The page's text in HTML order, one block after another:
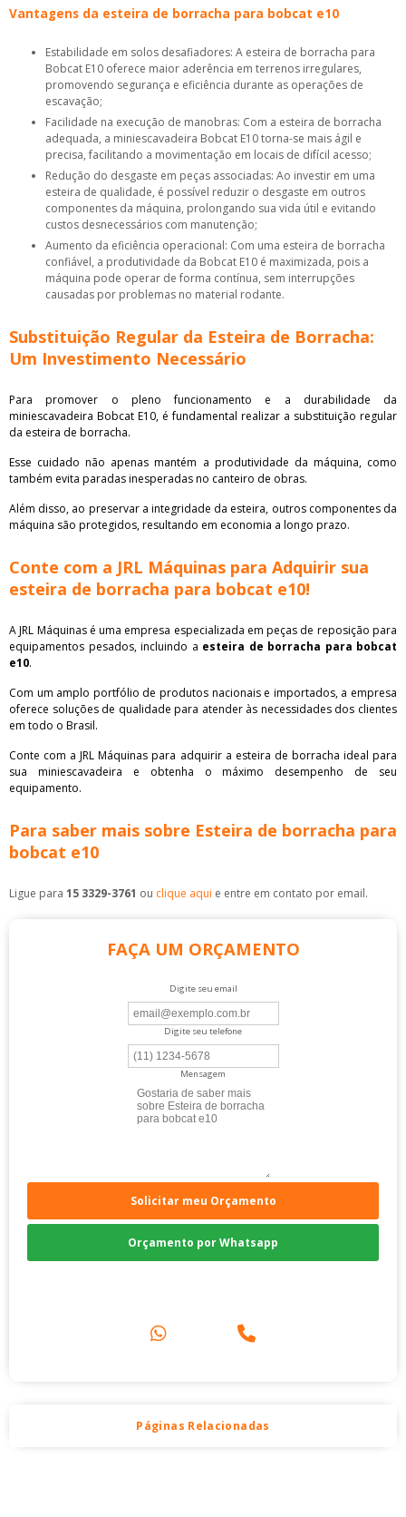
Vantagens da esteira de borracha para bobcat e10
Estabilidade em solos desafiadores: A esteira de borracha para
Bobcat E10 oferece maior aderência em terrenos irregulares,
promovendo segurança e eficiência durante as operações de
escavação;
Facilidade na execução de manobras: Com a esteira de borracha
adequada, a miniescavadeira Bobcat E10 torna-se mais ágil e
precisa, facilitando a movimentação em locais de difícil acesso;
Redução do desgaste em peças associadas: Ao investir em uma
esteira de qualidade, é possível reduzir o desgaste em outros
componentes da máquina, prolongando sua vida útil e evitando
custos desnecessários com manutenção;
Aumento da eficiência operacional: Com uma esteira de borracha
confiável, a produtividade da Bobcat E10 é maximizada, pois a
máquina pode operar de forma contínua, sem interrupções
causadas por problemas no material rodante.
Substituição Regular da Esteira de Borracha:
Um Investimento Necessário
Para promover o pleno funcionamento e a durabilidade da
miniescavadeira Bobcat E10, é fundamental realizar a substituição regular
da esteira de borracha.
Esse cuidado não apenas mantém a produtividade da máquina, como
também evita paradas inesperadas no canteiro de obras.
Além disso, ao preservar a integridade da esteira, outros componentes da
máquina são protegidos, resultando em economia a longo prazo.
Conte com a JRL Máquinas para Adquirir sua
esteira de borracha para bobcat e10!
A JRL Máquinas é uma empresa especializada em peças de reposição para
equipamentos pesados, incluindo a esteira de borracha para bobcat
e10.
Com um amplo portfólio de produtos nacionais e importados, a empresa
oferece soluções de qualidade para atender às necessidades dos clientes
em todo o Brasil.
Conte com a JRL Máquinas para adquirir a esteira de borracha ideal para
sua miniescavadeira e obtenha o máximo desempenho de seu
equipamento.
Para saber mais sobre Esteira de borracha para
bobcat e10
Ligue para 15 3329-3761 ou clique aqui e entre em contato por email.
FAÇA UM ORÇAMENTO
Digite seu email
Digite seu telefone
Mensagem
Solicitar meu Orçamento
Orçamento por Whatsapp
Páginas Relacionadas